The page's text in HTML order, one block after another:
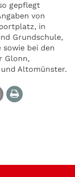
gepflegt
von
in
Grundschule,
sowie bei den
Glonn,
und Altomünster.